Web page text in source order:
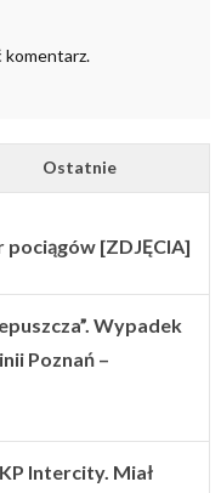
komentarz.
Ostatnie
[ZDJĘCIA]
Wypadek
Poznań –
Intercity. Miał